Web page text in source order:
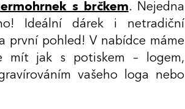
s brčkem. Nejedna
Ideální dárek i netradiční
první pohled! V nabídce máme
mít jak s potiskem – logem,
vašeho loga nebo